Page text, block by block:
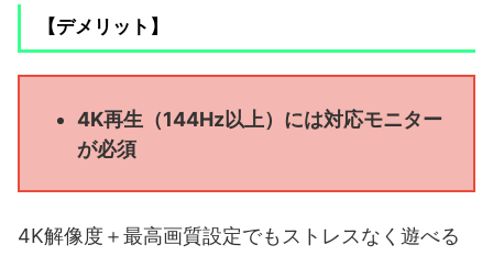
【デメリット】
4K再生（144Hz以上）には対応モニター
が必須
4K解像度＋最高画質設定でもストレスなく遊べる